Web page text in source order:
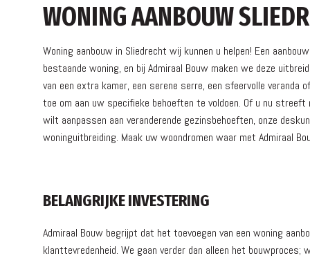
WONING AANBOUW
Woning aanbouw in Sliedrecht wij kunnen u helpen! Een
bestaande woning, en bij Admiraal Bouw maken we deze
van een extra kamer, een serene serre, een sfeervolle
toe om aan uw specifieke behoeften te voldoen. Of u nu
wilt aanpassen aan veranderende gezinsbehoeften, onze
woninguitbreiding. Maak uw woondromen waar met Admiraal
BELANGRIJKE INVESTERING
Admiraal Bouw begrijpt dat het toevoegen van een woning
klanttevredenheid. We gaan verder dan alleen het